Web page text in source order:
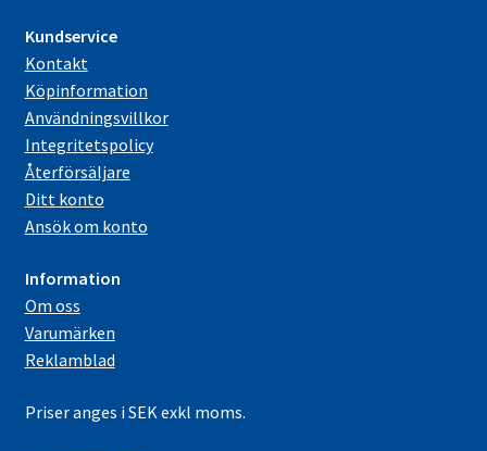
Kundservice
Kontakt
Köpinformation
Användningsvillkor
Integritetspolicy
Återförsäljare
Ditt konto
Ansök om konto
Information
Om oss
Varumärken
Reklamblad
Priser anges i SEK exkl moms.